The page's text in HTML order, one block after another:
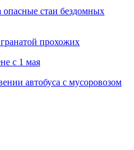
стаи бездомных
прохожих
с 1 мая
автобуса с мусоровозом